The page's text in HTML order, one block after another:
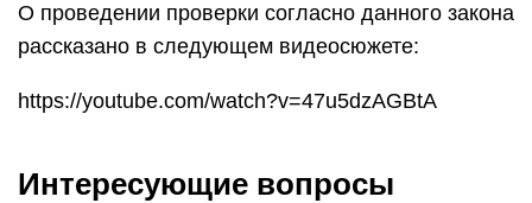
О проведении проверки согласно данного закона
рассказано в следующем видеосюжете:
https://youtube.com/watch?v=47u5dzAGBtA
Интересующие вопросы